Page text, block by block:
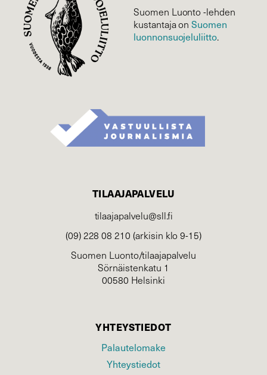
Suomen Luonto -lehden
kustantaja onSuomen
luonnonsuojelu­liitto.
TILAAJAPALVELU
tilaajapalvelu@sll.fi
(09) 228 08 210 (arkisin klo 9-15)
Suomen Luonto/tilaajapalvelu
Sörnäistenkatu 1
00580 Helsinki
YHTEYSTIEDOT
Palautelomake
Yhteystiedot